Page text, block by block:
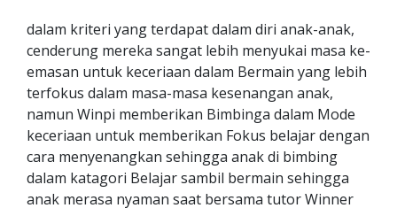
dalam kriteri yang terdapat dalam diri anak-anak,
cenderung mereka sangat lebih menyukai masa ke-
emasan untuk keceriaan dalam Bermain yang lebih
terfokus dalam masa-masa kesenangan anak,
namun Winpi memberikan Bimbinga dalam Mode
keceriaan untuk memberikan Fokus belajar dengan
cara menyenangkan sehingga anak di bimbing
dalam katagori Belajar sambil bermain sehingga
anak merasa nyaman saat bersama tutor Winner